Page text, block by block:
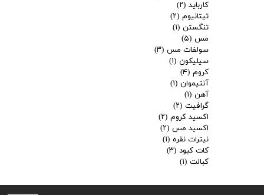
کارباید (۲)
تیتانیوم (۲)
تنگستن (۱)
مس (۵)
سولفات مس (۳)
سیلیکون (۱)
کروم (۴)
آنتیموان (۱)
آهن (۱)
گرافیت (۲)
اکسید کروم (۲)
اکسید مس (۲)
نیترات نقره (۱)
کات کبود (۳)
کبالت (۱)